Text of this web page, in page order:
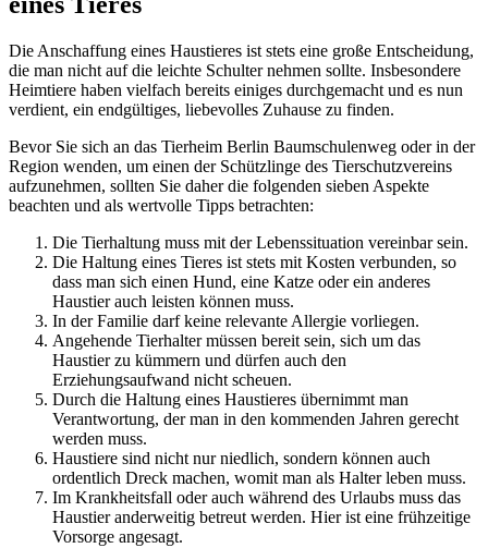
Die Anschaffung eines Haustieres ist stets eine große Entscheidung,
die man nicht auf die leichte Schulter nehmen sollte. Insbesondere
Heimtiere haben vielfach bereits einiges durchgemacht und es nun
verdient, ein endgültiges, liebevolles Zuhause zu finden.
Bevor Sie sich an das Tierheim Berlin Baumschulenweg oder in der
Region wenden, um einen der Schützlinge des Tierschutzvereins
aufzunehmen, sollten Sie daher die folgenden sieben Aspekte
beachten und als wertvolle Tipps betrachten:
Die Tierhaltung muss mit der Lebenssituation vereinbar sein.
Die Haltung eines Tieres ist stets mit Kosten verbunden, so
dass man sich einen Hund, eine Katze oder ein anderes
Haustier auch leisten können muss.
In der Familie darf keine relevante Allergie vorliegen.
Angehende Tierhalter müssen bereit sein, sich um das
Haustier zu kümmern und dürfen auch den
Erziehungsaufwand nicht scheuen.
Durch die Haltung eines Haustieres übernimmt man
Verantwortung, der man in den kommenden Jahren gerecht
werden muss.
Haustiere sind nicht nur niedlich, sondern können auch
ordentlich Dreck machen, womit man als Halter leben muss.
Im Krankheitsfall oder auch während des Urlaubs muss das
Haustier anderweitig betreut werden. Hier ist eine frühzeitige
Vorsorge angesagt.